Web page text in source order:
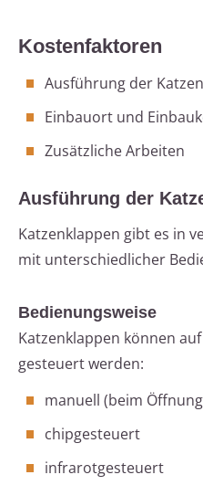
Kostenfaktoren
Ausführung der
Einbauort und
Zusätzliche Arbeiten
Ausführung der
Katzenklappen gibt es in
mit unterschiedlicher
Bedienungsweise
Katzenklappen können
gesteuert werden:
manuell (beim
chipgesteuert
infrarotgesteuert